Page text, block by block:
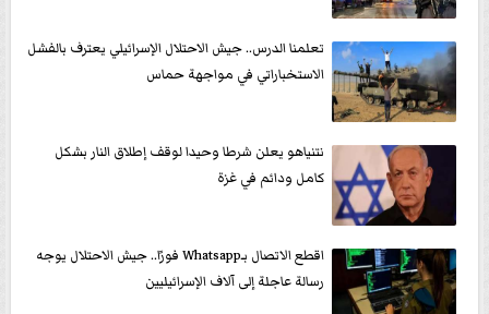
تعلمنا الدرس.. جيش الاحتلال الإسرائيلي يعترف بالفشل
الاستخباراتي في مواجهة حماس
نتنياهو يعلن شرطا وحيدا لوقف إطلاق النار بشكل
كامل ودائم في غزة
اقطع الاتصال بـWhatsapp فورًا.. جيش الاحتلال يوجه
رسالة عاجلة إلى آلاف الإسرائيليين